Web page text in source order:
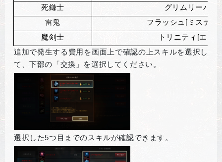
死鎌士
グリムリーパー
雷鬼
フラッシュ[ミスティ
魔剣士
トリニティ[エー
追加で発生する費用を画面上で確認の上スキルを選択し
て、下部の「交換」を選択してください。
選択した5つ目までのスキルが確認できます。